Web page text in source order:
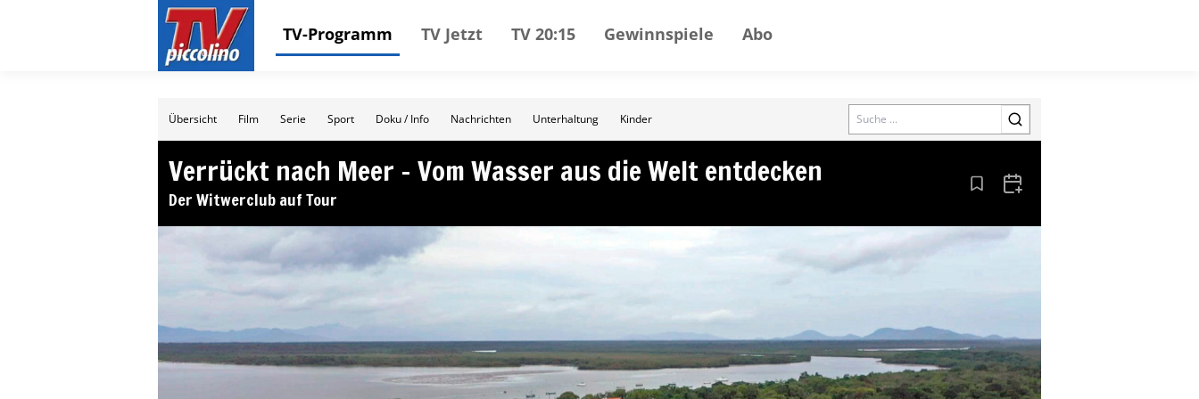
TV-Programm TV Jetzt TV 20:15 Gewinnspiele Abo
Übersicht Film Serie Sport Doku / Info Nachrichten Unterhaltung Kinder Search
Verrückt nach Meer – Vom Wasser aus die Welt entdecken
Der Witwerclub auf Tour Aus den Lesezeichen entfernen
Zum Kalender hinzufügen